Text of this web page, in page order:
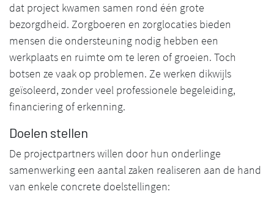
dat project kwamen samen rond één grote
bezorgdheid. Zorgboeren en zorglocaties bieden
mensen die ondersteuning nodig hebben een
werkplaats en ruimte om te leren of groeien. Toch
botsen ze vaak op problemen. Ze werken dikwijls
geïsoleerd, zonder veel professionele begeleiding,
financiering of erkenning.
Doelen stellen
De projectpartners willen door hun onderlinge
samenwerking een aantal zaken realiseren aan de hand
van enkele concrete doelstellingen: